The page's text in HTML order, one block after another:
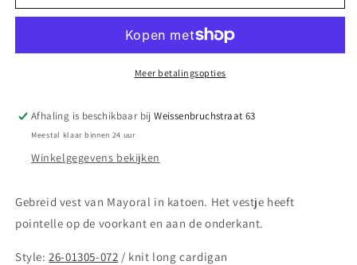
Mayoral
vestje
Mayoral
Gebreid
vestje
pointelle
Meer betalingsopties
Afhaling is beschikbaar bijWeissenbruchstraat 63
Meestal klaar binnen 24 uur
Winkelgegevens bekijken
Gebreid vest van Mayoral in katoen. Het vestje heeft
pointelle op de voorkant en aan de onderkant.
Style:26-01305-072 / knit long cardigan